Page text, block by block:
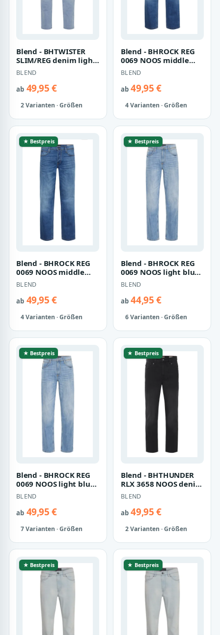
Blend - BHTWISTER
SLIM/REG denim light
bleach blue-24 - Gr. -
34
BLEND
ab49,95 €
2 Varianten · Größen
Blend - BHROCK REG
0069 NOOS middle
blue - Gr. - 32
BLEND
ab49,95 €
4 Varianten · Größen
★ Bestpreis
Blend - BHROCK REG
0069 NOOS middle
blue - Gr. - 34
BLEND
ab49,95 €
4 Varianten · Größen
★ Bestpreis
Blend - BHROCK REG
0069 NOOS light blue -
Gr. - 32
BLEND
ab44,95 €
6 Varianten · Größen
★ Bestpreis
Blend - BHROCK REG
0069 NOOS light blue -
Gr. - 34
BLEND
ab49,95 €
7 Varianten · Größen
★ Bestpreis
Blend - BHTHUNDER
RLX 3658 NOOS denim
washed black - Gr. - 32
BLEND
ab49,95 €
2 Varianten · Größen
★ Bestpreis ★ Bestpreis